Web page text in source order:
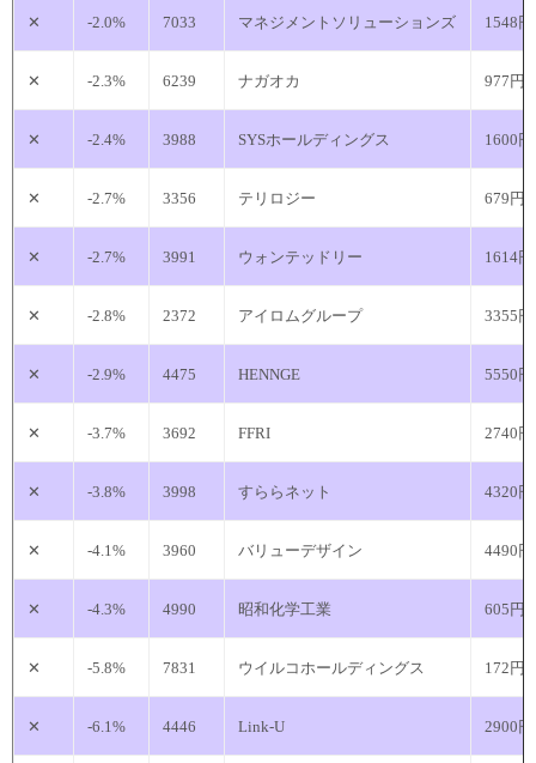
✕ -2.0% 7033 マネジメントソリューションズ 1548円
✕ -2.3% 6239 ナガオカ 977円
✕ -2.4% 3988 SYSホールディングス 1600円
✕ -2.7% 3356 テリロジー 679円
✕ -2.7% 3991 ウォンテッドリー 1614円
✕ -2.8% 2372 アイロムグループ 3355円
✕ -2.9% 4475 HENNGE 5550円
✕ -3.7% 3692 FFRI 2740円
✕ -3.8% 3998 すららネット 4320円
✕ -4.1% 3960 バリューデザイン 4490円
✕ -4.3% 4990 昭和化学工業 605円
✕ -5.8% 7831 ウイルコホールディングス 172円
✕ -6.1% 4446 Link-U 2900円